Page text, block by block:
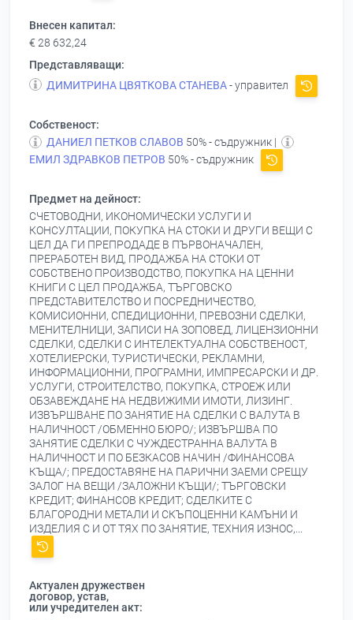
Внесен капитал:
€ 28 632,24
Представляващи:
ДИМИТРИНА ЦВЯТКОВА СТАНЕВА- управител
Собственост:
ДАНИЕЛ ПЕТКОВ СЛАВОВ 50% - съдружник |
ЕМИЛ ЗДРАВКОВ ПЕТРОВ 50% - съдружник
Предмет на дейност:
СЧЕТОВОДНИ, ИКОНОМИЧЕСКИ УСЛУГИ И
КОНСУЛТАЦИИ, ПОКУПКА НА СТОКИ И ДРУГИ ВЕЩИ С
ЦЕЛ ДА ГИ ПРЕПРОДАДЕ В ПЪРВОНАЧАЛЕН,
ПРЕРАБОТЕН ВИД, ПРОДАЖБА НА СТОКИ ОТ
СОБСТВЕНО ПРОИЗВОДСТВО, ПОКУПКА НА ЦЕННИ
КНИГИ С ЦЕЛ ПРОДАЖБА, ТЪРГОВСКО
ПРЕДСТАВИТЕЛСТВО И ПОСРЕДНИЧЕСТВО,
КОМИСИОННИ, СПЕДИЦИОННИ, ПРЕВОЗНИ СДЕЛКИ,
МЕНИТЕЛНИЦИ, ЗАПИСИ НА ЗОПОВЕД, ЛИЦЕНЗИОННИ
СДЕЛКИ, СДЕЛКИ С ИНТЕЛЕКТУАЛНА СОБСТВЕНОСТ,
ХОТЕЛИЕРСКИ, ТУРИСТИЧЕСКИ, РЕКЛАМНИ,
ИНФОРМАЦИОННИ, ПРОГРАМНИ, ИМПРЕСАРСКИ И ДР.
УСЛУГИ, СТРОИТЕЛСТВО, ПОКУПКА, СТРОЕЖ ИЛИ
ОБЗАВЕЖДАНЕ НА НЕДВИЖИМИ ИМОТИ, ЛИЗИНГ.
ИЗВЪРШВАНЕ ПО ЗАНЯТИЕ НА СДЕЛКИ С ВАЛУТА В
НАЛИЧНОСТ /ОБМЕННО БЮРО/; ИЗВЪРШВА ПО
ЗАНЯТИЕ СДЕЛКИ С ЧУЖДЕСТРАННА ВАЛУТА В
НАЛИЧНОСТ И ПО БЕЗКАСОВ НАЧИН /ФИНАНСОВА
КЪЩА/; ПРЕДОСТАВЯНЕ НА ПАРИЧНИ ЗАЕМИ СРЕЩУ
ЗАЛОГ НА ВЕЩИ /ЗАЛОЖНИ КЪЩИ/; ТЪРГОВСКИ
КРЕДИТ; ФИНАНСОВ КРЕДИТ; СДЕЛКИТЕ С
БЛАГОРОДНИ МЕТАЛИ И СКЪПОЦЕННИ КАМЪНИ И
ИЗДЕЛИЯ С И ОТ ТЯХ ПО ЗАНЯТИЕ, ТЕХНИЯ ИЗНОС,...
Актуален дружествен
договор, устав,
или учредителен акт: